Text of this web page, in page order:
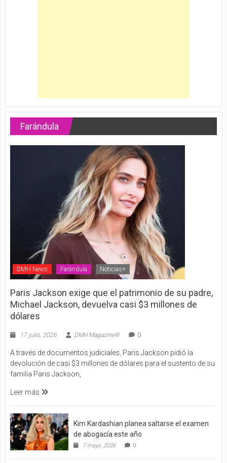
Farándula
DMH News Farándula Noticias+
Paris Jackson exige que el patrimonio de su padre,
Michael Jackson, devuelva casi $3 millones de
dólares
17 julio, 2026 DMH Magazine® 0
A través de documentos judiciales, Paris Jackson pidió la
devolución de casi $3 millones de dólares para el sustento de su
familia Paris Jackson,
Leer más
Kim Kardashian planea saltarse el examen
de abogacía este año
7 mayo, 2026 0